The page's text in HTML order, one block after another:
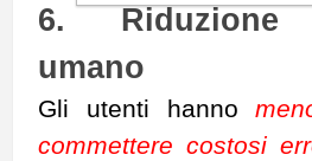
6. Riduzione
umano
Gli utenti hanno
commettere costosi